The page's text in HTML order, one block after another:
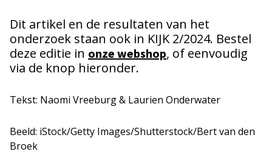
Dit artikel en de resultaten van het
onderzoek staan ook in KIJK 2/2024. Bestel
deze editie in onze webshop, of eenvoudig
via de knop hieronder.
Tekst: Naomi Vreeburg & Laurien Onderwater
Beeld: iStock/Getty Images/Shutterstock/Bert van den
Broek